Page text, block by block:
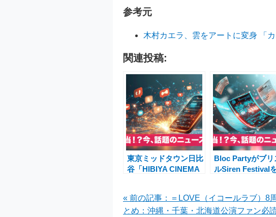
参考元
木村カエラ、雲をアートに変身 「
関連投稿:
東京ミッドタウン日比
谷「HIBIYA CINEMA
心が息づく秋の新風景
Bloc Partyがブリ
ルSiren Festival
気最高潮
« 前の記事：＝LOVE（イコールラブ）8
とめ：沖縄・千葉・北海道公演ファン必